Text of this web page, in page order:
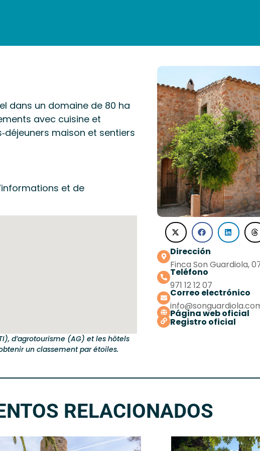
dans un domaine de 80 ha
avec cuisine et
maison et sentiers
et de
d’agrotourisme (AG) et les hôtels
un classement par étoiles.
Dirección
Finca Son Guardiola,
Teléfono
971 12 12 07
Correo electrónico
Página web oficial
Registro oficial
RELACIONADOS